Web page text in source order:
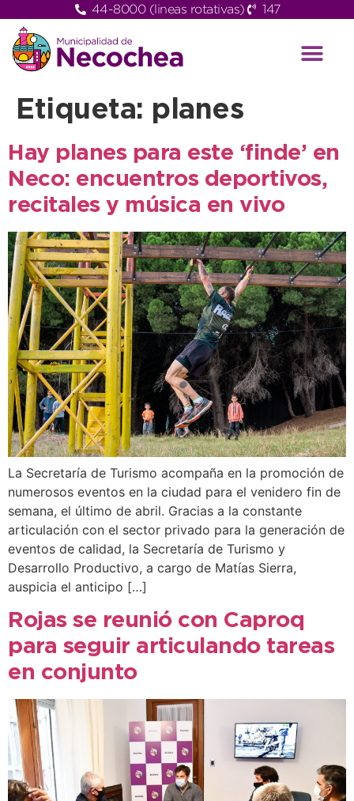
44-8000 (lineas rotativas) 147
Etiqueta: planes
Hay planes para este ‘finde’ en
Neco: encuentros deportivos,
recitales y música en vivo
La Secretaría de Turismo acompaña en la promoción de
numerosos eventos en la ciudad para el venidero fin de
semana, el último de abril. Gracias a la constante
articulación con el sector privado para la generación de
eventos de calidad, la Secretaría de Turismo y
Desarrollo Productivo, a cargo de Matías Sierra,
auspicia el anticipo […]
Rojas se reunió con Caproq
para seguir articulando tareas
en conjunto